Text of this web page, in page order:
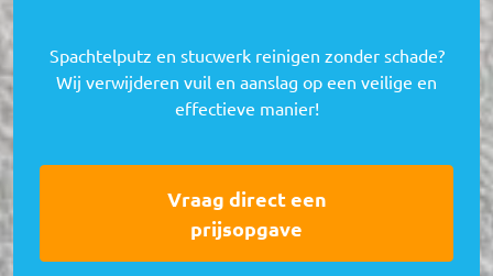
Spachtelputz en stucwerk reinigen zonder schade?
Wij verwijderen vuil en aanslag op een veilige en
effectieve manier!
Vraag direct een
prijsopgave